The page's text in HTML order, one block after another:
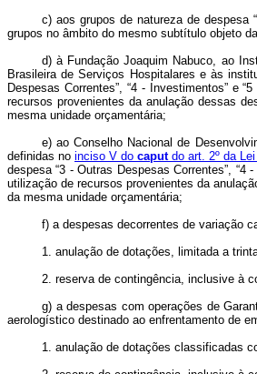
c) aos grupos de natureza de despesa
grupos no âmbito do mesmo subtítulo objeto
d) à Fundação Joaquim Nabuco, ao
Brasileira de Serviços Hospitalares e às
Despesas Correntes”, “4 - Investimentos” e
recursos provenientes da anulação dessas
mesma unidade orçamentária;
e) ao Conselho Nacional de
definidas no inciso V do caputdo art. 2º da Lei
despesa “3 - Outras Despesas Correntes”,
utilização de recursos provenientes da
da mesma unidade orçamentária;
f) a despesas decorrentes de variação
1. anulação de dotações, limitada a
2. reserva de contingência, inclusive à
g) a despesas com operações de
aerologístico destinado ao enfrentamento de
1. anulação de dotações classificadas